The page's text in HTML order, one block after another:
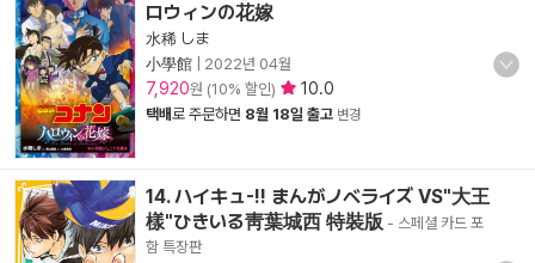
ロウィンの花嫁
水稀 しま
小學館
2022년 04월
7,920원 (10% 할인) 10.0
택배로 주문하면 8월 18일 출고 변경
14. ハイキュ-!! まんがノベライズ VS"大王
樣"ひきいる靑葉城西 特裝版 - 스페셜 카드 포
함 특장판